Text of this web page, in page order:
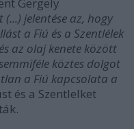
Gergely
(...) jelentése az, hogy
a Fiú és a Szentlélek
az olaj kenete között
köztes dolgot
a Fiú kapcsolata a
és a Szentlelket